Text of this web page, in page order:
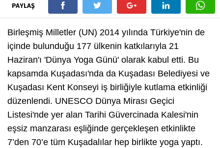
PAYLAŞ
Birleşmiş Milletler (UN) 2014 yılında Türkiye'nin de
içinde bulunduğu 177 ülkenin katkılarıyla 21
Haziran'ı 'Dünya Yoga Günü' olarak kabul etti. Bu
kapsamda Kuşadası'nda da Kuşadası Belediyesi ve
Kuşadası Kent Konseyi iş birliğiyle kutlama etkinliği
düzenlendi. UNESCO Dünya Mirası Geçici
Listesi'nde yer alan Tarihi Güvercinada Kalesi'nin
eşsiz manzarası eşliğinde gerçekleşen etkinlikte
7’den 70’e tüm Kuşadalılar hep birlikte yoga yaptı.